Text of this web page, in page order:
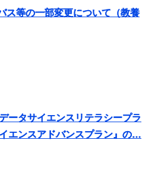
ス等の一部変更について（教養
ータサイエンスリテラシープラ
エンスアドバンスプラン』の…